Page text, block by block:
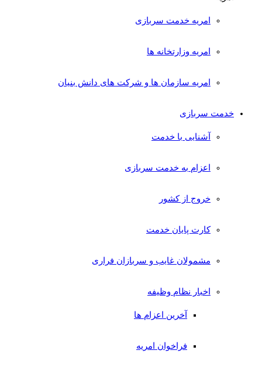
امریه خدمت سربازی
امریه وزارتخانه ها
امریه سازمان ها و شرکت های دانش بنیان
خدمت سربازی
آشنایی با خدمت
اعزام به خدمت سربازی
خروج از کشور
کارت پایان خدمت
مشمولان غایب و سربازان فراری
اخبار نظام وظیفه
آخرین اعزام ها
فراخوان امریه